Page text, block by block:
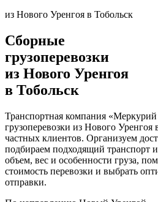
из Нового Уренгоя в Тобольск
Сборные
грузоперевозки
из Нового Уренгоя
в Тобольск
Транспортная компания
грузоперевозки из Нового Уренгоя
частных клиентов. Организуем
подбираем подходящий транспорт
объем, вес и особенности груза,
стоимость перевозки и выбрать
отправки.